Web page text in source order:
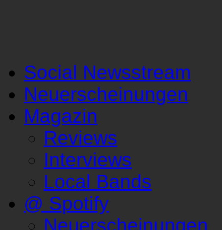
Social Newsstream
Neuerscheinungen
Magazin
Reviews
Interviews
Local Bands
@ Spotify
Neuerscheinungen